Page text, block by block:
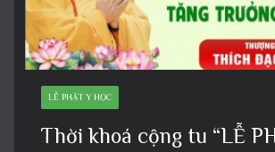
LỄ PHẬT Y HỌC
Thời khoá cộng tu “LỄ